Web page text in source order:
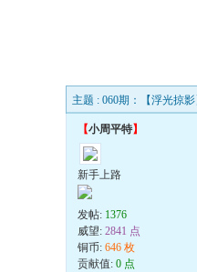
主题 : 060期：【浮光掠
【小周平特】
新手上路
发帖: 1376
威望: 2841 点
铜币: 646 枚
贡献值: 0 点